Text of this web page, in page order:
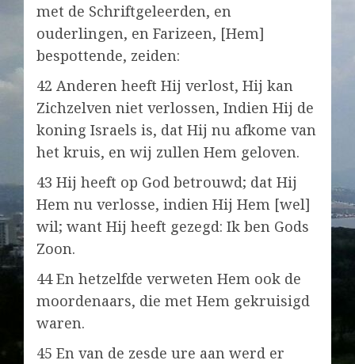
met de Schriftgeleerden, en
ouderlingen, en Farizeen, [Hem]
bespottende, zeiden:
42 Anderen heeft Hij verlost, Hij kan
Zichzelven niet verlossen, Indien Hij de
koning Israels is, dat Hij nu afkome van
het kruis, en wij zullen Hem geloven.
43 Hij heeft op God betrouwd; dat Hij
Hem nu verlosse, indien Hij Hem [wel]
wil; want Hij heeft gezegd: Ik ben Gods
Zoon.
44 En hetzelfde verweten Hem ook de
moordenaars, die met Hem gekruisigd
waren.
45 En van de zesde ure aan werd er